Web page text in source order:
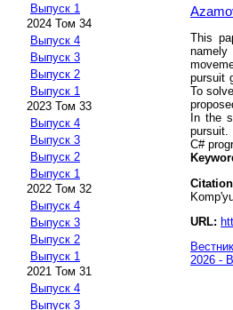
Выпуск 1
2024 Том 34
Выпуск 4
Выпуск 3
Выпуск 2
Выпуск 1
2023 Том 33
Выпуск 4
Выпуск 3
Выпуск 2
Выпуск 1
2022 Том 32
Выпуск 4
Выпуск 3
Выпуск 2
Выпуск 1
2021 Том 31
Выпуск 4
Выпуск 3
This
pursuit
To
In the
pursuit.
C#
URL:
2026 -